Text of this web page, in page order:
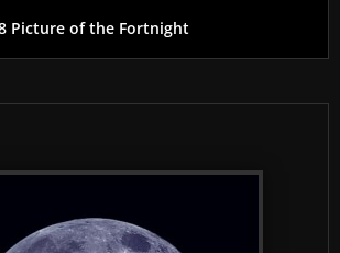
Picture of the Fortnight